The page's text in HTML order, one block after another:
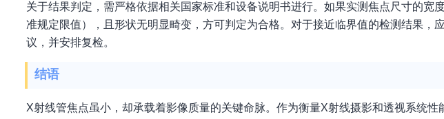
关于结果判定，需严格依据相关国家标准和设备说明书进行。如果实测焦点尺寸的宽
准规定限值），且形状无明显畸变，方可判定为合格。对于接近临界值的检测结果，
议，并安排复检。
结语
X射线管焦点虽小，却承载着影像质量的关键命脉。作为衡量X射线摄影和透视系统